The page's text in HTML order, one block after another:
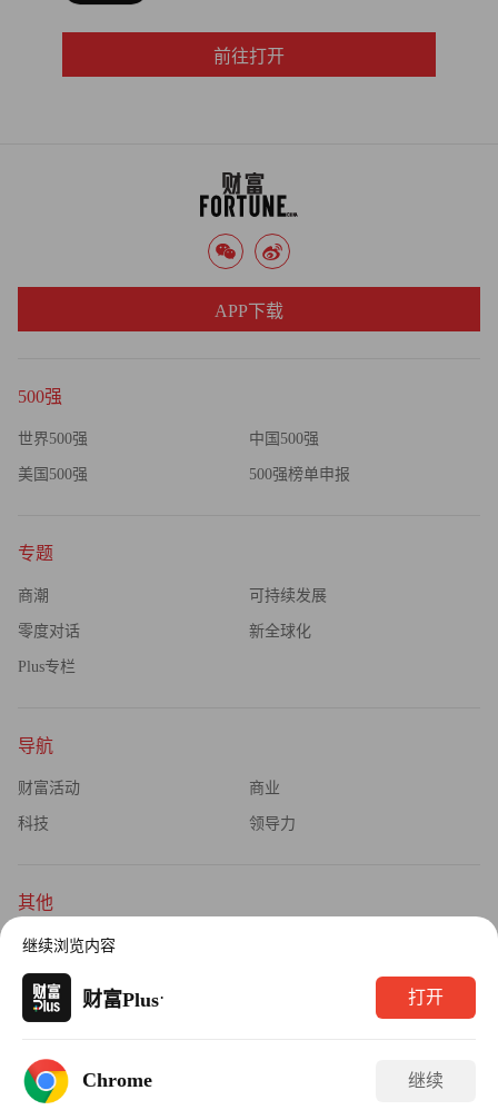
前往打开
500强
世界500强 中国500强
美国500强 500强榜单申报
专题
商潮 可持续发展
零度对话 新全球化
Plus专栏
导航
财富活动 商业
科技 领导力
其他
杂志订阅
隐私政策
APP下载
Copyright © 2026财富媒体知识产权有限公司
版权所有，未经书面许可，任何机构不得转载
继续浏览内容
财富Plus· 打开
Chrome 继续